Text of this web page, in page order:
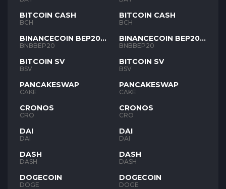
BITCOIN CASH
BCH
BINANCECOIN BEP20
BNB
BNBBEP20
BITCOIN SV
BSV
PANCAKESWAP
CAKE
CRONOS
CRO
DAI
DAI
DASH
DASH
DOGECOIN
DOGE
BITCOIN CASH
BCH
BINANCECOIN BEP20
BNB
BNBBEP20
BITCOIN SV
BSV
PANCAKESWAP
CAKE
CRONOS
CRO
DAI
DAI
DASH
DASH
DOGECOIN
DOGE